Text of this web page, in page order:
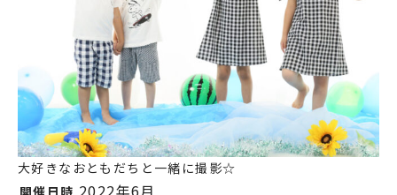
大好きなおともだちと一緒に撮影☆
開催日時 2022年6月